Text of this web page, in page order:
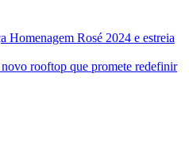
Homenagem Rosé 2024 e estreia
rooftop que promete redefinir